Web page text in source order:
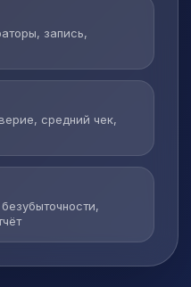
запись,
средний чек,